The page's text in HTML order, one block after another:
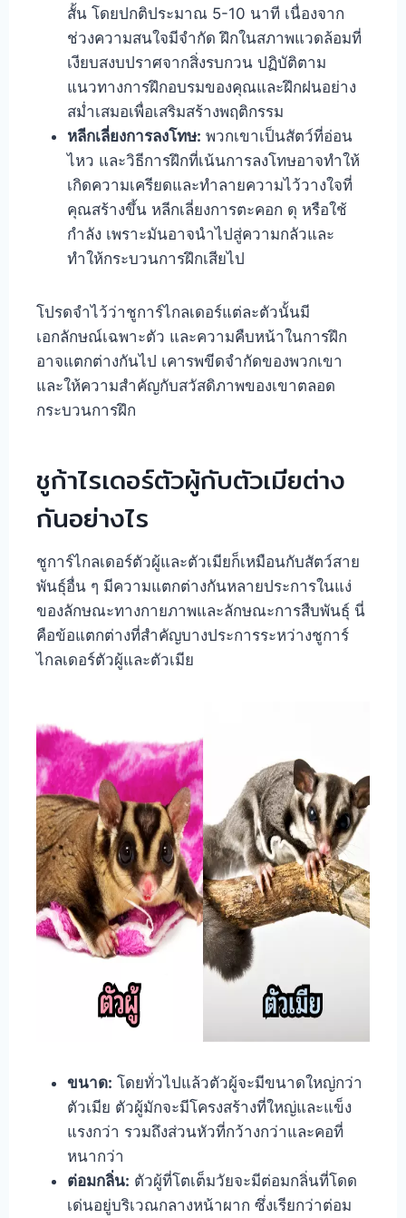
สั้น โดยปกติประมาณ 5-10 นาที เนื่องจาก
ช่วงความสนใจมีจำกัด ฝึกในสภาพแวดล้อมที่
เงียบสงบปราศจากสิ่งรบกวน ปฏิบัติตาม
แนวทางการฝึกอบรมของคุณและฝึกฝนอย่าง
สม่ำเสมอเพื่อเสริมสร้างพฤติกรรม
หลีกเลี่ยงการลงโทษ: พวกเขาเป็นสัตว์ที่อ่อน
ไหว และวิธีการฝึกที่เน้นการลงโทษอาจทำให้
เกิดความเครียดและทำลายความไว้วางใจที่
คุณสร้างขึ้น หลีกเลี่ยงการตะคอก ดุ หรือใช้
กำลัง เพราะมันอาจนำไปสู่ความกลัวและ
ทำให้กระบวนการฝึกเสียไป
โปรดจำไว้ว่าชูการ์ไกลเดอร์แต่ละตัวนั้นมี
เอกลักษณ์เฉพาะตัว และความคืบหน้าในการฝึก
อาจแตกต่างกันไป เคารพขีดจำกัดของพวกเขา
และให้ความสำคัญกับสวัสดิภาพของเขาตลอด
กระบวนการฝึก
ชูก้าไรเดอร์ตัวผู้กับตัวเมียต่าง
กันอย่างไร
ชูการ์ไกลเดอร์ตัวผู้และตัวเมียก็เหมือนกับสัตว์สาย
พันธุ์อื่น ๆ มีความแตกต่างกันหลายประการในแง่
ของลักษณะทางกายภาพและลักษณะการสืบพันธุ์ นี่
คือข้อแตกต่างที่สำคัญบางประการระหว่างชูการ์
ไกลเดอร์ตัวผู้และตัวเมีย
ขนาด: โดยทั่วไปแล้วตัวผู้จะมีขนาดใหญ่กว่า
ตัวเมีย ตัวผู้มักจะมีโครงสร้างที่ใหญ่และแข็ง
แรงกว่า รวมถึงส่วนหัวที่กว้างกว่าและคอที่
หนากว่า
ต่อมกลิ่น: ตัวผู้ที่โตเต็มวัยจะมีต่อมกลิ่นที่โดด
เด่นอยู่บริเวณกลางหน้าผาก ซึ่งเรียกว่าต่อม